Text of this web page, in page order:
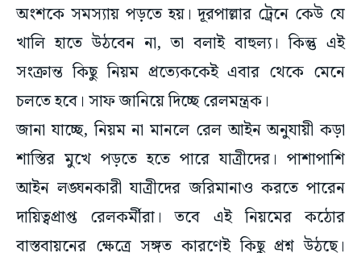
অংশকে সমস্যায় পড়তে হয়। দূরপাল্লার ট্রেনে কেউ যে
খালি হাতে উঠবেন না, তা বলাই বাহুল্য। কিন্তু এই
সংক্রান্ত কিছু নিয়ম প্রত্যেককেই এবার থেকে মেনে
চলতে হবে। সাফ জানিয়ে দিচ্ছে রেলমন্ত্রক।
জানা যাচ্ছে, নিয়ম না মানলে রেল আইন অনুযায়ী কড়া
শাস্তির মুখে পড়তে হতে পারে যাত্রীদের। পাশাপাশি
আইন লঙ্ঘনকারী যাত্রীদের জরিমানাও করতে পারেন
দায়িত্বপ্রাপ্ত রেলকর্মীরা। তবে এই নিয়মের কঠোর
বাস্তবায়নের ক্ষেত্রে সঙ্গত কারণেই কিছু প্রশ্ন উঠছে।